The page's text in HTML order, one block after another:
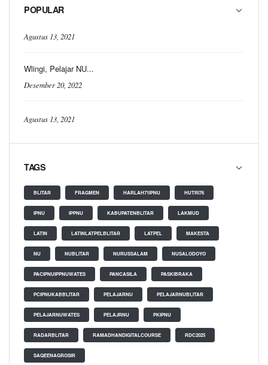
POPULAR
Agustus 13, 2021
Wlingi, Pelajar NU...
Desember 20, 2022
Agustus 13, 2021
TAGS
BLITAR FRAGMEN HARLAH71IPNU HUTRI76
IPNU IPPNU KABUPATENBLITAR LAKMUD
LATIN LATINLATPELBLITAR LATPEL MAKESTA
NU NUBLITAR NURUSSALAM NUSALODOYO
PACIPNUIPPNUWATES PANCASILA PASKIBRAKA
PCIPNUKABBLITAR PELAJARNU PELAJARNUBLITAR
PELAJARNUWATES PELAJRNU PKIPNU
RADARBLITAR RAMADHANDIGITALCOURSE RDC2025
SAQEENAGROSIR